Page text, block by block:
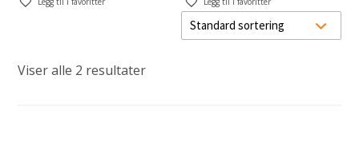
Viser alle 2 resultater